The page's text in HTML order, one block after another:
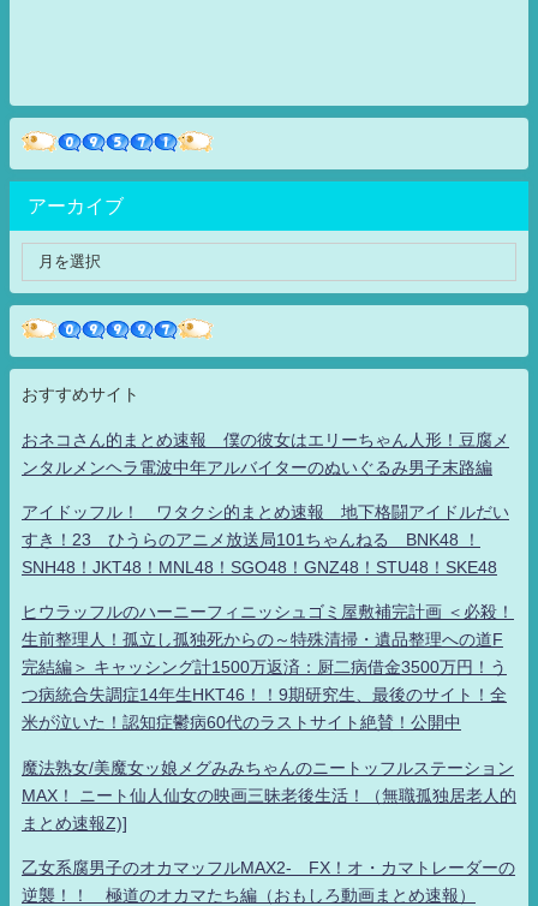
アーカイブ
おすすめサイト
おネコさん的まとめ速報 僕の彼女はエリーちゃん人形！豆腐メ
ンタルメンヘラ電波中年アルバイターのぬいぐるみ男子末路編
アイドッフル！ ワタクシ的まとめ速報 地下格闘アイドルだい
すき！23 ひうらのアニメ放送局101ちゃんねる BNK48 ！
SNH48！JKT48！MNL48！SGO48！GNZ48！STU48！SKE48
ヒウラッフルのハーニーフィニッシュゴミ屋敷補完計画 ＜必殺！
生前整理人！孤立し孤独死からの～特殊清掃・遺品整理への道F
完結編＞ キャッシング計1500万返済：厨二病借金3500万円！う
つ病統合失調症14年生HKT46！！9期研究生、最後のサイト！全
米が泣いた！認知症鬱病60代のラストサイト絶賛！公開中
魔法熟女/美魔女ッ娘メグみみちゃんのニートッフルステーション
MAX！ ニート仙人仙女の映画三昧老後生活！（無職孤独居老人的
まとめ速報Z)]
乙女系腐男子のオカマッフルMAX2- FX！オ・カマトレーダーの
逆襲！！ 極道のオカマたち編（おもしろ動画まとめ速報）